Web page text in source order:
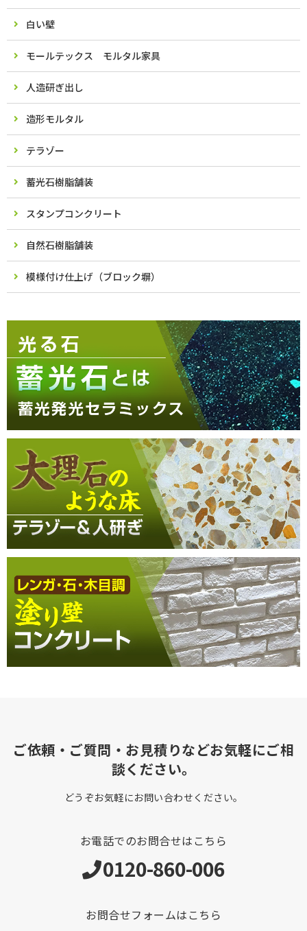
白い壁
モールテックス モルタル家具
人造研ぎ出し
造形モルタル
テラゾー
蓄光石樹脂舗装
スタンプコンクリート
自然石樹脂舗装
模様付け仕上げ（ブロック塀）
ご依頼・ご質問・お見積りなどお気軽にご相
談ください。
どうぞお気軽にお問い合わせください。
お電話でのお問合せはこちら
0120-860-006
お問合せフォームはこちら